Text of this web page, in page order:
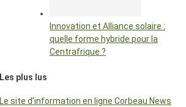
Innovation et Alliance solaire :
quelle forme hybride pour la
Centrafrique ?
Les plus lus
Le site d’information en ligne Corbeau News